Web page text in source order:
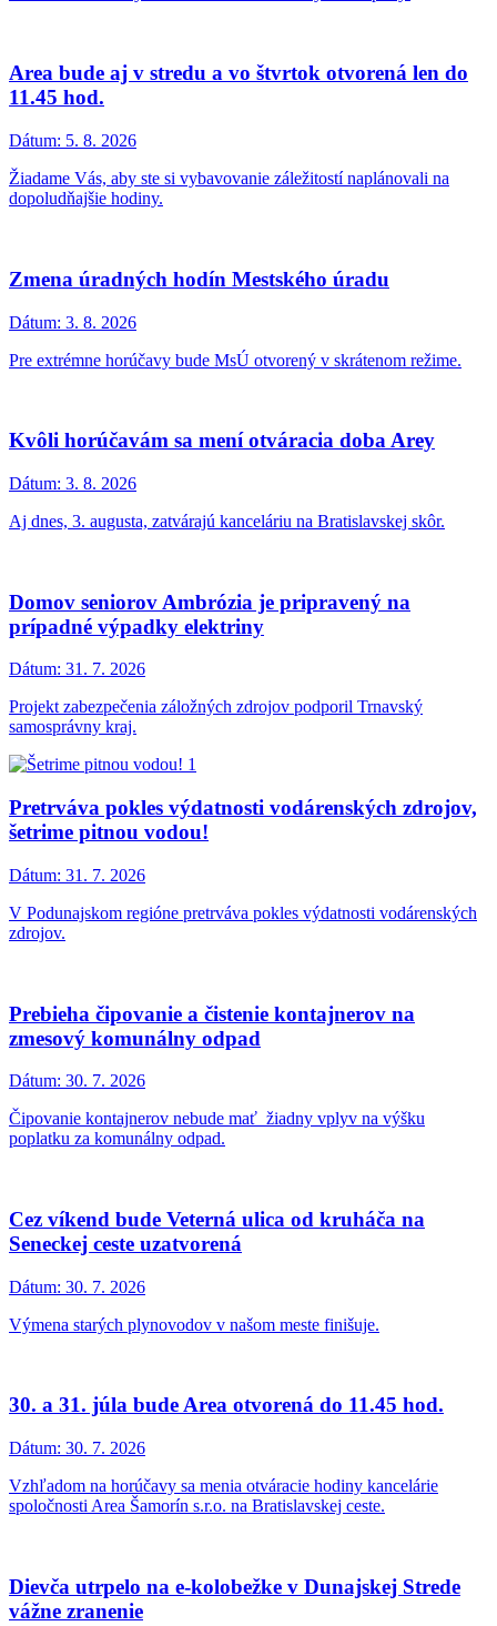
Area bude aj v stredu a vo štvrtok otvorená len do
11.45 hod.
Dátum: 5. 8. 2026
Žiadame Vás, aby ste si vybavovanie záležitostí naplánovali na
dopoludňajšie hodiny.
Zmena úradných hodín Mestského úradu
Dátum: 3. 8. 2026
Pre extrémne horúčavy bude MsÚ otvorený v skrátenom režime.
Kvôli horúčavám sa mení otváracia doba Arey
Dátum: 3. 8. 2026
Aj dnes, 3. augusta, zatvárajú kanceláriu na Bratislavskej skôr.
Domov seniorov Ambrózia je pripravený na
prípadné výpadky elektriny
Dátum: 31. 7. 2026
Projekt zabezpečenia záložných zdrojov podporil Trnavský
samosprávny kraj.
Pretrváva pokles výdatnosti vodárenských zdrojov,
šetrime pitnou vodou!
Dátum: 31. 7. 2026
V Podunajskom regióne pretrváva pokles výdatnosti vodárenských
zdrojov.
Prebieha čipovanie a čistenie kontajnerov na
zmesový komunálny odpad
Dátum: 30. 7. 2026
Čipovanie kontajnerov nebude mať žiadny vplyv na výšku
poplatku za komunálny odpad.
Cez víkend bude Veterná ulica od kruháča na
Seneckej ceste uzatvorená
Dátum: 30. 7. 2026
Výmena starých plynovodov v našom meste finišuje.
30. a 31. júla bude Area otvorená do 11.45 hod.
Dátum: 30. 7. 2026
Vzhľadom na horúčavy sa menia otváracie hodiny kancelárie
spoločnosti Area Šamorín s.r.o. na Bratislavskej ceste.
Dievča utrpelo na e-kolobežke v Dunajskej Strede
vážne zranenie